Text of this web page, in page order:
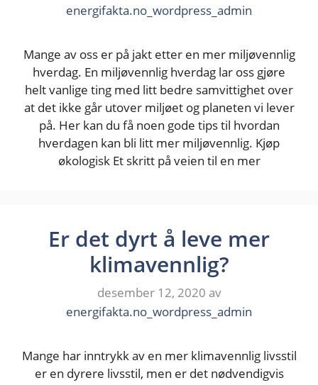
energifakta.no_wordpress_admin
Mange av oss er på jakt etter en mer miljøvennlig
hverdag. En miljøvennlig hverdag lar oss gjøre
helt vanlige ting med litt bedre samvittighet over
at det ikke går utover miljøet og planeten vi lever
på. Her kan du få noen gode tips til hvordan
hverdagen kan bli litt mer miljøvennlig. Kjøp
økologisk Et skritt på veien til en mer
Er det dyrt å leve mer
klimavennlig?
desember 12, 2020 av
energifakta.no_wordpress_admin
Mange har inntrykk av en mer klimavennlig livsstil
er en dyrere livsstil, men er det nødvendigvis